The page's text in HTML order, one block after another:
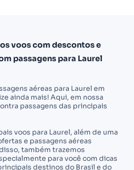
voos com descontos e
passagens para Laurel
aéreas para Laurel em
ainda mais! Aqui, em nossa
passagens das principais
voos para Laurel, além de uma
e passagens aéreas
também trazemos
para você com dicas
destinos do Brasil e do